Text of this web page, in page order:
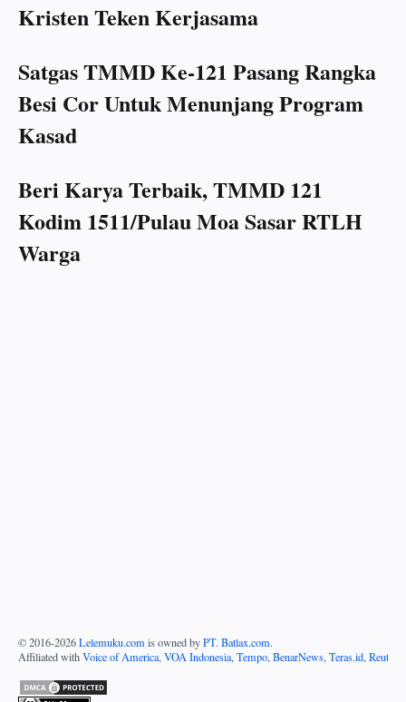
Kristen Teken Kerjasama
Satgas TMMD Ke-121 Pasang Rangka
Besi Cor Untuk Menunjang Program
Kasad
Beri Karya Terbaik, TMMD 121
Kodim 1511/Pulau Moa Sasar RTLH
Warga
© 2016-2026Lelemuku.com is owned byPT. Batlax.com.
Affiliated withVoice of America, VOA Indonesia, Tempo, BenarNews, Teras.id, Reuters